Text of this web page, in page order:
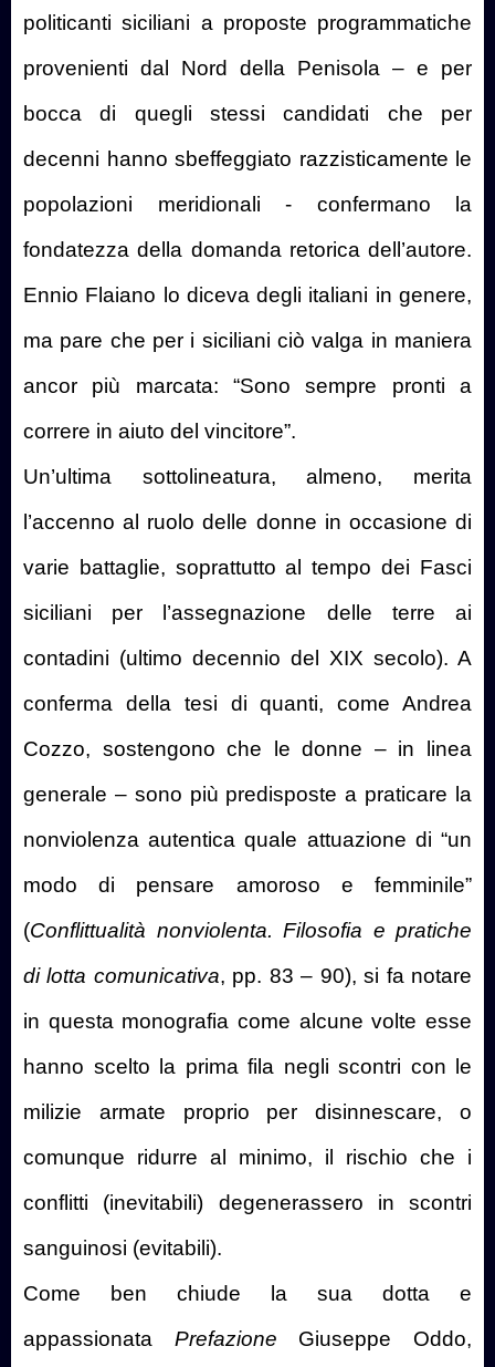
politicanti siciliani a proposte programmatiche
provenienti dal Nord della Penisola – e per
bocca di quegli stessi candidati che per
decenni hanno sbeffeggiato razzisticamente le
popolazioni meridionali - confermano la
fondatezza della domanda retorica dell’autore.
Ennio Flaiano lo diceva degli italiani in genere,
ma pare che per i siciliani ciò valga in maniera
ancor più marcata: “Sono sempre pronti a
correre in aiuto del vincitore”.
Un’ultima sottolineatura, almeno, merita
l’accenno al ruolo delle donne in occasione di
varie battaglie, soprattutto al tempo dei Fasci
siciliani per l’assegnazione delle terre ai
contadini (ultimo decennio del XIX secolo). A
conferma della tesi di quanti, come Andrea
Cozzo, sostengono che le donne – in linea
generale – sono più predisposte a praticare la
nonviolenza autentica quale attuazione di “un
modo di pensare amoroso e femminile”
(Conflittualità nonviolenta. Filosofia e pratiche
di lotta comunicativa, pp. 83 – 90), si fa notare
in questa monografia come alcune volte esse
hanno scelto la prima fila negli scontri con le
milizie armate proprio per disinnescare, o
comunque ridurre al minimo, il rischio che i
conflitti (inevitabili) degenerassero in scontri
sanguinosi (evitabili).
Come ben chiude la sua dotta e
appassionata Prefazione Giuseppe Oddo,